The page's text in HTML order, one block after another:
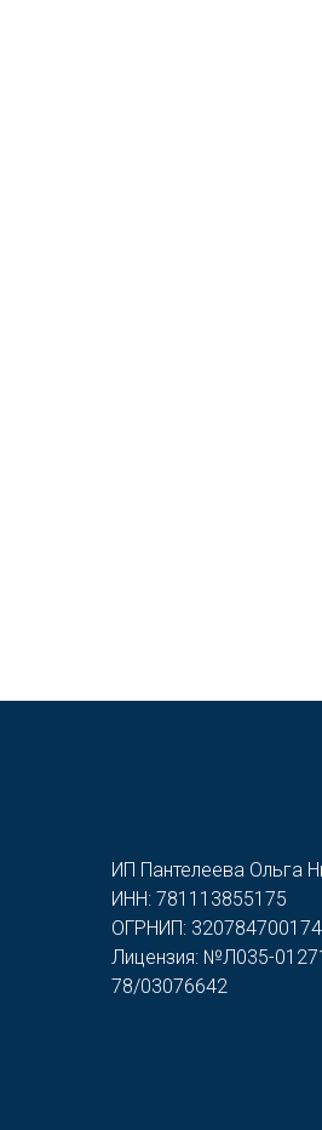
ИП Пантелеева Ольга
ИНН: 781113855175
ОГРНИП:
Лицензия: №Л035-
78/03076642